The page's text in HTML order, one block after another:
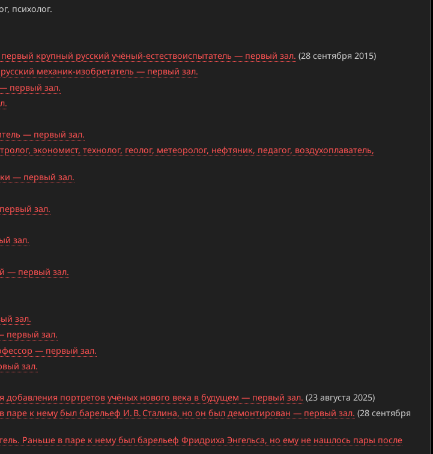
психолог.
крупный русский учёный-естествоиспытатель — первый зал. (28 сентября 2015)
механик-изобретатель — первый зал.
первый зал.
— первый зал.
экономист, технолог, геолог, метеоролог, нефтяник, педагог, воздухоплаватель,
— первый зал.
зал.
зал.
— первый зал.
зал.
первый зал.
— первый зал.
зал.
портретов учёных нового века в будущем — первый зал. (23 августа 2025)
паре к нему был барельеф И. В. Сталина, но он был демонтирован — первый зал. (28 сентября
Раньше в паре к нему был барельеф Фридриха Энгельса, но ему не нашлось пары после